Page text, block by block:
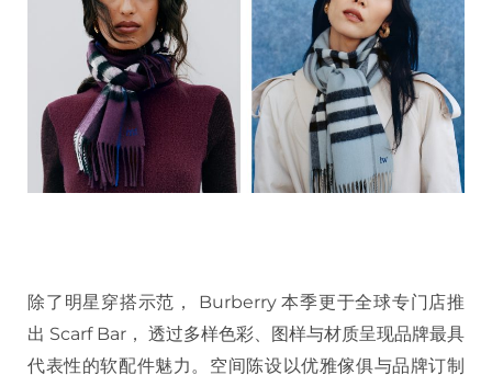
除了明星穿搭示范， Burberry 本季更于全球专门店推
出 Scarf Bar， 透过多样色彩、图样与材质呈现品牌最具
代表性的软配件魅力。空间陈设以优雅傢俱与品牌订制